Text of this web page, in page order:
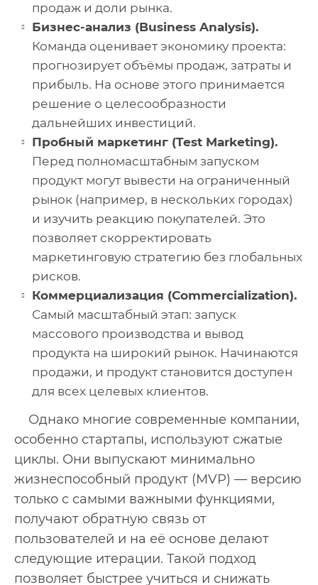
продаж и доли рынка.
Бизнес-анализ (Business Analysis).
Команда оценивает экономику проекта:
прогнозирует объёмы продаж, затраты и
прибыль. На основе этого принимается
решение о целесообразности
дальнейших инвестиций.
Пробный маркетинг (Test Marketing).
Перед полномасштабным запуском
продукт могут вывести на ограниченный
рынок (например, в нескольких городах)
и изучить реакцию покупателей. Это
позволяет скорректировать
маркетинговую стратегию без глобальных
рисков.
Коммерциализация (Commercialization).
Самый масштабный этап: запуск
массового производства и вывод
продукта на широкий рынок. Начинаются
продажи, и продукт становится доступен
для всех целевых клиентов.
Однако многие современные компании,
особенно стартапы, используют сжатые
циклы. Они выпускают минимально
жизнеспособный продукт (MVP) — версию
только с самыми важными функциями,
получают обратную связь от
пользователей и на её основе делают
следующие итерации. Такой подход
позволяет быстрее учиться и снижать